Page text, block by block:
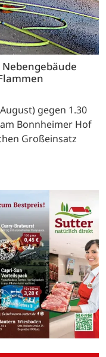
gegen 1.30
Bonnheimer Hof
Großeinsatz